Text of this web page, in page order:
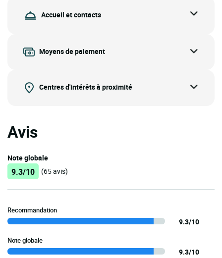
Accueil et contacts
Moyens de paiement
Centres d'intérêts à proximité
Avis
Note globale
9.3/10 (65 avis)
Recommandation
9.3/10
Note globale
9.3/10